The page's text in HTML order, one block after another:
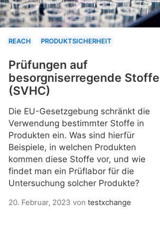
REACH PRODUKTSICHERHEIT
Prüfungen auf
besorgniserregende Stoffe
(SVHC)
Die EU-Gesetzgebung schränkt die
Verwendung bestimmter Stoffe in
Produkten ein. Was sind hierfür
Beispiele, in welchen Produkten
kommen diese Stoffe vor, und wie
findet man ein Prüflabor für die
Untersuchung solcher Produkte?
20. Februar, 2023 von testxchange